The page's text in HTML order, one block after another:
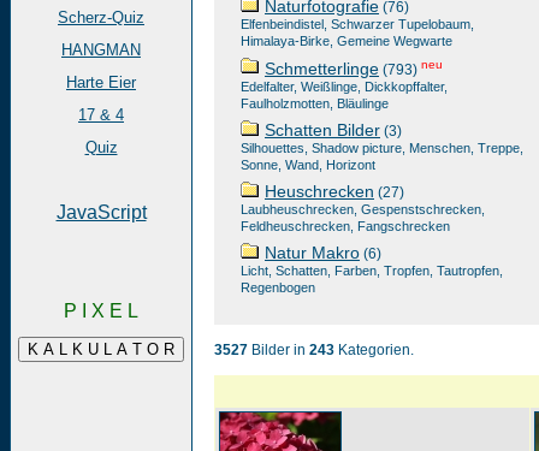
Scherz-Quiz
HANGMAN
Harte Eier
17 & 4
Quiz
JavaScript
P I X E L
Naturfotografie (76)
Elfenbeindistel, Schwarzer Tupelobaum,
Himalaya-Birke, Gemeine Wegwarte
Schmetterlinge (793) neu
Edelfalter, Weißlinge, Dickkopffalter,
Faulholzmotten, Bläulinge
Schatten Bilder (3)
Silhouettes, Shadow picture, Menschen, Treppe,
Sonne, Wand, Horizont
Heuschrecken (27)
Laubheuschrecken, Gespenstschrecken,
Feldheuschrecken, Fangschrecken
Natur Makro (6)
Licht, Schatten, Farben, Tropfen, Tautropfen,
Regenbogen
3527 Bilder in 243 Kategorien.